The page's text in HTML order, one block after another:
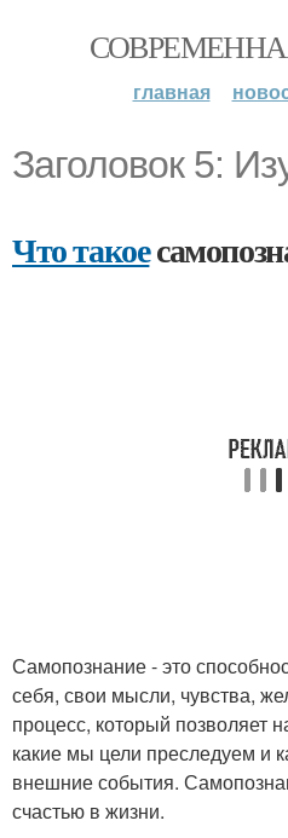
главная
Заголовок 5:
Что такое
Самопознание - это
себя, свои мысли, чувства,
процесс, который позволяет
какие мы цели преследуем и
внешние события.
счастью в жизни.